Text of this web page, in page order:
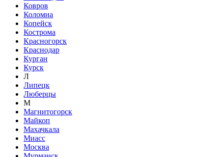
Ковров
Коломна
Копейск
Кострома
Красногорск
Краснодар
Курган
Курск
Л
Липецк
Люберцы
М
Магнитогорск
Майкоп
Махачкала
Миасс
Москва